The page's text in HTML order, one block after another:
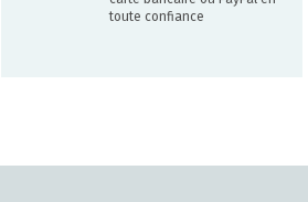
toute confiance